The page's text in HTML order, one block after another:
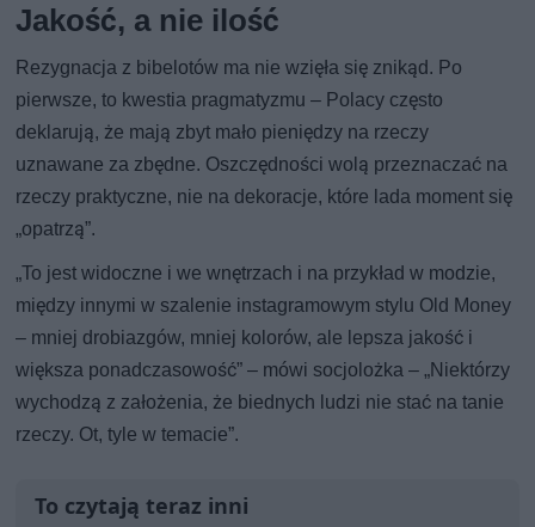
Jakość, a nie ilość
Rezygnacja z bibelotów ma nie wzięła się znikąd. Po
pierwsze, to kwestia pragmatyzmu – Polacy często
deklarują, że mają zbyt mało pieniędzy na rzeczy
uznawane za zbędne. Oszczędności wolą przeznaczać na
rzeczy praktyczne, nie na dekoracje, które lada moment się
„opatrzą”.
„To jest widoczne i we wnętrzach i na przykład w modzie,
między innymi w szalenie instagramowym stylu Old Money
– mniej drobiazgów, mniej kolorów, ale lepsza jakość i
większa ponadczasowość” – mówi socjolożka – „Niektórzy
wychodzą z założenia, że biednych ludzi nie stać na tanie
rzeczy. Ot, tyle w temacie”.
To czytają teraz inni